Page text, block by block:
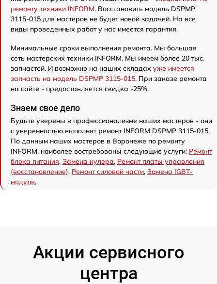
ремонту техники INFORM. Восстановить модель DSPMP
3115-015 для мастеров не будет новой задачей. На все
виды проведенных работ у нас имеется гарантия.
Минимальные сроки выполнения ремонта. Мы большая
сеть мастерских техники INFORM. Мы имеем более 20 тыс.
запчастей. И возможно на наших складах уже имеется
запчасть на модель DSPMP 3115-015. При заказе ремонта
на сайте - предоставляется скидка -25%.
Знаем свое дело
Будьте уверены в профессионализме наших мастеров - они
с уверенностью выполнят ремонт INFORM DSPMP 3115-015.
По данным наших мастеров в Воронеже по ремонту
INFORM, наиболее востребованы следующие услуги: Ремонт
блока питания, Замена кулера, Ремонт платы управления
(восстановление), Ремонт силовой части, Замена IGBT-
модуля,
Акции сервисного
центра